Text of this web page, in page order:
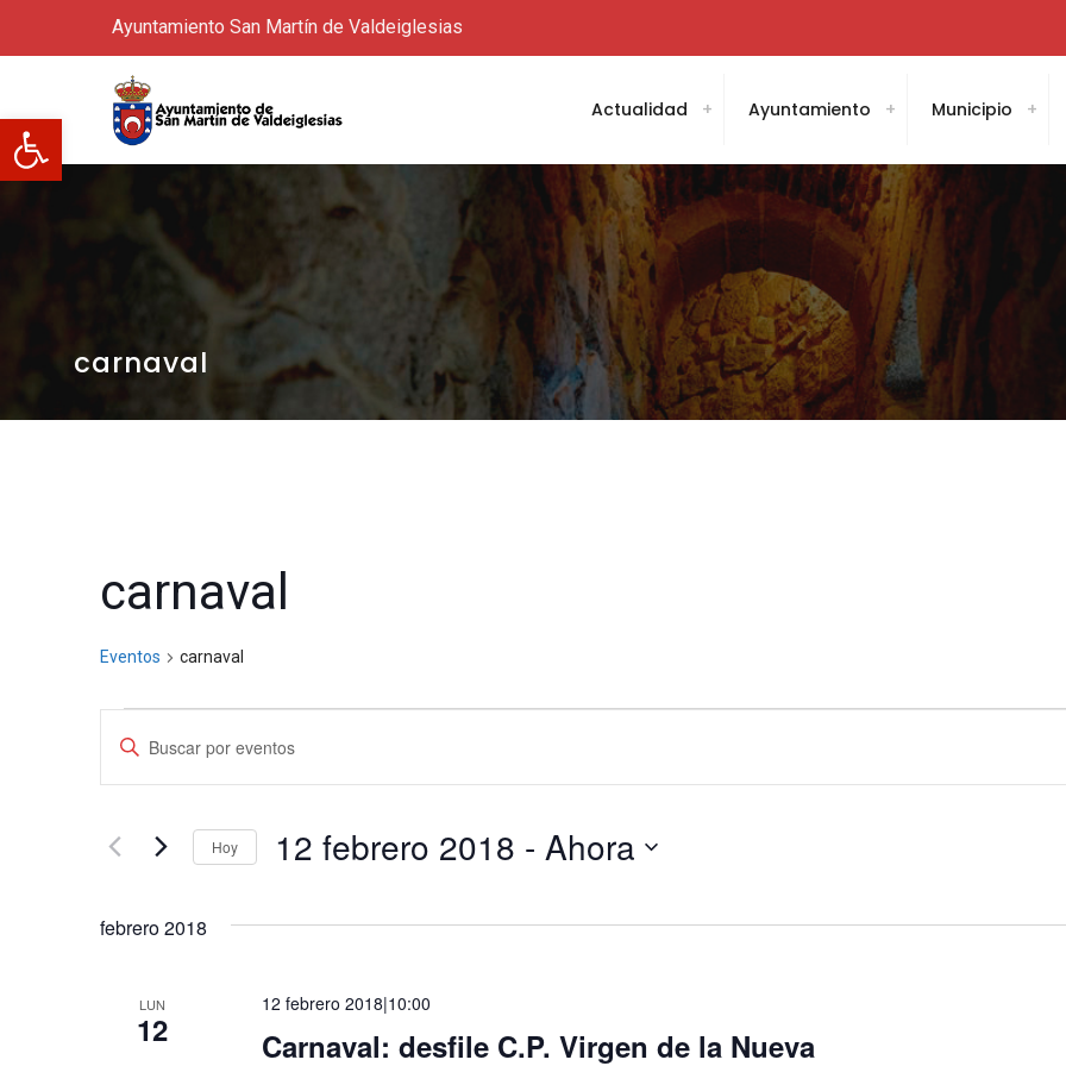
Abrir barra de herramientas
Ayuntamiento San Martín de Valdeiglesias
Actualidad Ayuntamiento Municipio
carnaval
carnaval
Eventos carnaval
Eventos
Navegación
de
y
de
Introduce
Busca
para
clave.
Hoy 12 febrero 2018 - Ahora
febrero 2018
LUN
12 Carnaval: desfile C.P. Virgen de la Nueva
12 febrero 2018|10:00